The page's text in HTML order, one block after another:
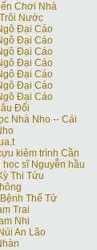
Chơi Nhà
Nước
Đại Cáo
Đại Cáo
Đại Cáo
Đại Cáo
Đại Cáo
Đại Cáo
Đại Cáo
Đối
Nhà Nho -- Cái
kiêm trình Cần
học sĩ Nguyễn hầu
Thi Tửu
Thế Tử
Trai
Nhi
An Lão